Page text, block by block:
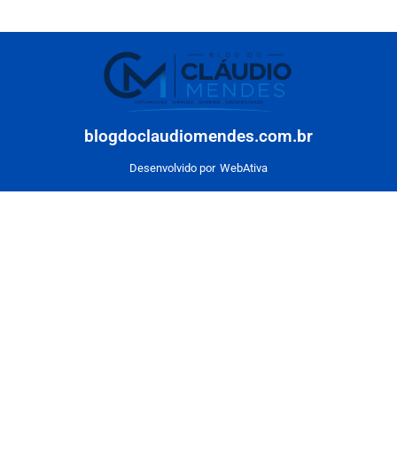
blogdoclaudiomendes.com.br
Desenvolvido por WebAtiva